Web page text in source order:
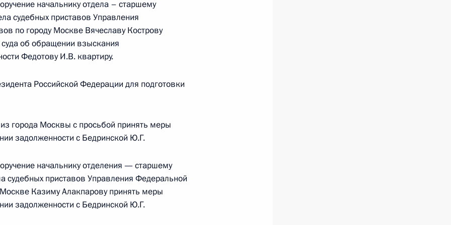
по итогам личного приёма в режиме видео-
Руководителя Администрации
данного по итогам личного приёма
начальнику отдела – старшему
судебных приставов Управления
по городу Москве Вячеславу Кострову
об обращении взыскания
Федотову И.В. квартиру.
Российской Федерации для подготовки
города Москвы с просьбой принять меры
задолженности с Бедринской Ю.Г.
начальнику отделения — старшему
судебных приставов Управления Федеральной
Казиму Алакпарову принять меры
задолженности с Бедринской Ю.Г.